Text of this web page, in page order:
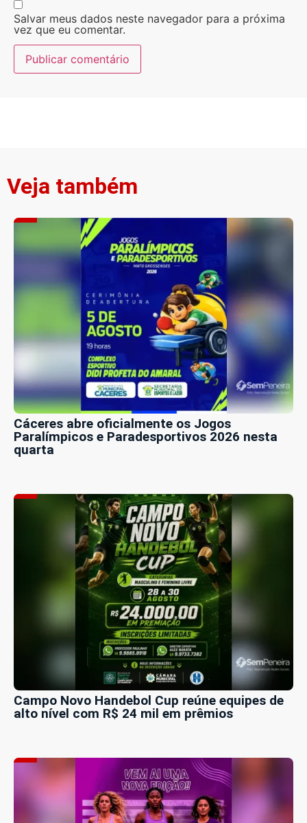
Salvar meus dados neste navegador para a próxima
vez que eu comentar.
Veja também
Cáceres abre oficialmente os Jogos
Paralímpicos e Paradesportivos 2026 nesta
quarta
Campo Novo Handebol Cup reúne equipes de
alto nível com R$ 24 mil em prêmios